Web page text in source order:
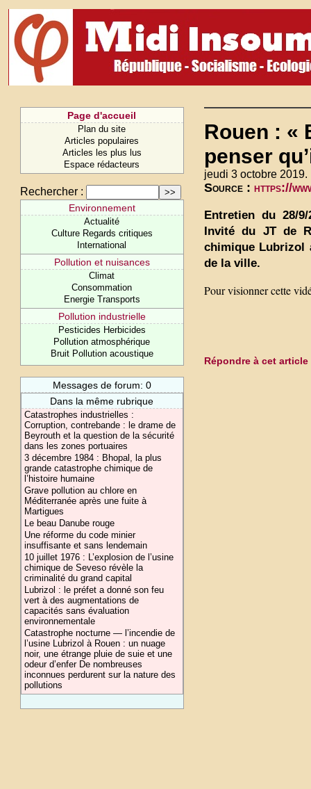
Page d'accueil
Plan du site
Articles populaires
Articles les plus lus
Espace rédacteurs
Rechercher :
Environnement
Actualité
Culture Regards critiques
International
Pollution et nuisances
Climat
Consommation
Energie Transports
Pollution industrielle
Pesticides Herbicides
Pollution atmosphérique
Bruit Pollution acoustique
Messages de forum: 0
Dans la même rubrique
Catastrophes industrielles :
Corruption, contrebande : le drame de
Beyrouth et la question de la sécurité
dans les zones portuaires
3 décembre 1984 : Bhopal, la plus
grande catastrophe chimique de
l’histoire humaine
Grave pollution au chlore en
Méditerranée après une fuite à
Martigues
Le beau Danube rouge
Une réforme du code minier
insuffisante et sans lendemain
10 juillet 1976 : L’explosion de l’usine
chimique de Seveso révèle la
criminalité du grand capital
Lubrizol : le préfet a donné son feu
vert à des augmentations de
capacités sans évaluation
environnementale
Catastrophe nocturne — l’incendie de
l’usine Lubrizol à Rouen : un nuage
noir, une étrange pluie de suie et une
odeur d’enfer De nombreuses
inconnues perdurent sur la nature des
pollutions
Rouen : «
penser
jeudi 3 octobre 2019.
Source : https://
Entretien du 28/
Invité du JT de
chimique Lubrizol
de la ville.
Pour visionner cette
Répondre à cet article